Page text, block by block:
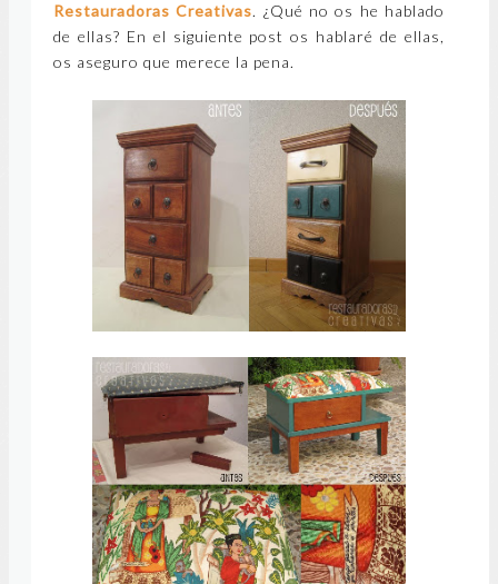
Restauradoras Creativas. ¿Qué no os he hablado
de ellas? En el siguiente post os hablaré de ellas,
os aseguro que merece la pena.